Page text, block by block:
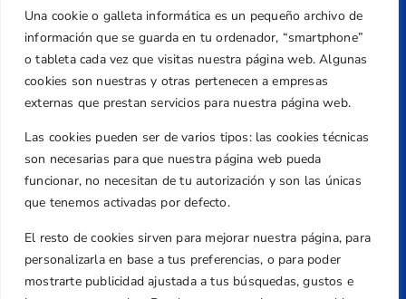
Una cookie o galleta informática es un pequeño archivo de
información que se guarda en tu ordenador, “smartphone”
o tableta cada vez que visitas nuestra página web. Algunas
cookies son nuestras y otras pertenecen a empresas
externas que prestan servicios para nuestra página web.
Las cookies pueden ser de varios tipos: las cookies técnicas
son necesarias para que nuestra página web pueda
funcionar, no necesitan de tu autorización y son las únicas
que tenemos activadas por defecto.
El resto de cookies sirven para mejorar nuestra página, para
personalizarla en base a tus preferencias, o para poder
mostrarte publicidad ajustada a tus búsquedas, gustos e
Dirección
Centre de L´Esport, Carrer d'Isaac Peral i
Caballero, Nº 5, Despachos 2 y 3, 46980,
Valencia
+34 961 367 799
Email
federacion@golfcv.com
Aviso Legal
Política de Privacidad
Transparencia